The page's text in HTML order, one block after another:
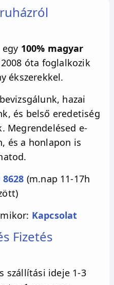
100% magyar
óta foglalkozik
ékszerekkel.
hazai
és belső eredetiség
Megrendelésed e-
és a honlapon is
8628 (m.nap 11-17h
Kapcsolat
Fizetés
szállítási ideje 1-3